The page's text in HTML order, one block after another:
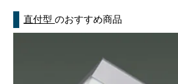
直付型のおすすめ商品